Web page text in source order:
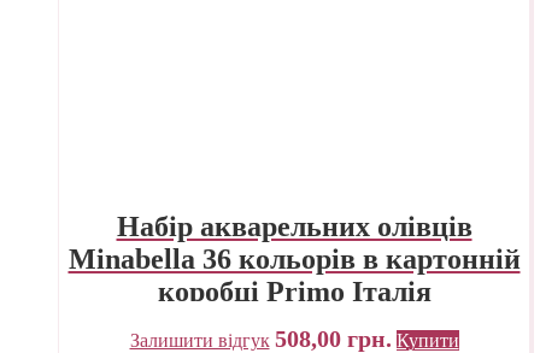
Набір акварельних олівців
Minabella 36 кольорів в картонній
коробці Primo Італія
Залишити відгук 508,00 грн. Купити